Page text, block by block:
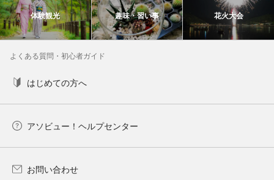
体験観光 趣味・習い事 花火大会
よくある質問・初心者ガイド
はじめての方へ
アソビュー！ヘルプセンター
お問い合わせ